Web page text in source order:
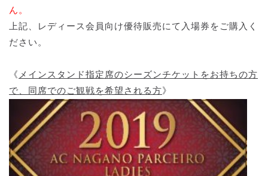
ん。
上記、レディース会員向け優待販売にて入場券をご購入く
ださい。
《 メインスタンド指定席のシーズンチケットをお持ちの方
で、同席でのご観戦を希望される方》